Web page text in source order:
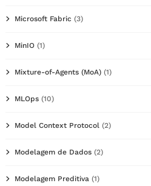
Microsoft Fabric (3)
MinIO (1)
Mixture-of-Agents (MoA) (1)
MLOps (10)
Model Context Protocol (2)
Modelagem de Dados (2)
Modelagem Preditiva (1)